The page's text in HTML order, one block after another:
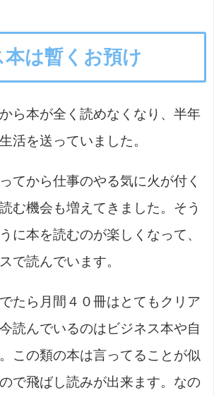
本は暫くお預け
ら本が全く読めなくなり、半年
活を送っていました。
てから仕事のやる気に火が付く
む機会も増えてきました。そう
に本を読むのが楽しくなって、
で読んでいます。
たら月間４０冊はとてもクリア
読んでいるのはビジネス本や自
この類の本は言ってることが似
で飛ばし読みが出来ます。なの